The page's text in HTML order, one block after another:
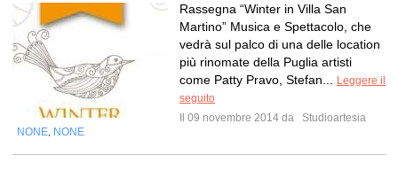
Rassegna “Winter in Villa San
Martino” Musica e Spettacolo, che
vedrà sul palco di una delle location
più rinomate della Puglia artisti
come Patty Pravo, Stefan...
Leggere il
seguito
Il 09 novembre 2014 da
Studioartesia
NONE NONE